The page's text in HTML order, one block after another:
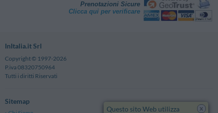
Prenotazioni Sicure
Clicca qui per verificare
InItalia.it Srl
Copyright © 1997-2026
P.iva 08320750964
Tutti i diritti Riservati
Sitemap
x
Questo sito Web utilizza